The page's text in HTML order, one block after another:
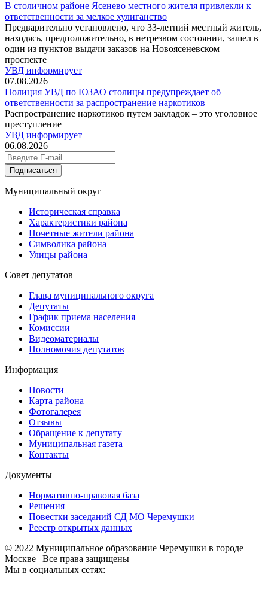
В столичном районе Ясенево местного жителя привлекли к
ответственности за мелкое хулиганство
Предварительно установлено, что 33-летний местный житель,
находясь, предположительно, в нетрезвом состоянии, зашел в
один из пунктов выдачи заказов на Новоясеневском
проспекте
УВД информирует
07.08.2026
Полиция УВД по ЮЗАО столицы предупреждает об
ответственности за распространение наркотиков
Распространение наркотиков путем закладок – это уголовное
преступление
УВД информирует
06.08.2026
Подписаться
Муниципальный округ
Историческая справка
Характеристики района
Почетные жители района
Символика района
Улицы района
Совет депутатов
Глава муниципального округа
Депутаты
График приема населения
Комиссии
Видеоматериалы
Полномочия депутатов
Информация
Новости
Карта района
Фотогалерея
Отзывы
Обращение к депутату
Муниципальная газета
Контакты
Документы
Нормативно-правовая база
Решения
Повестки заседаний СД МО Черемушки
Реестр открытых данных
© 2022 Муниципальное образование Черемушки в городе
Москве | Все права защищены
Мы в социальных сетях: